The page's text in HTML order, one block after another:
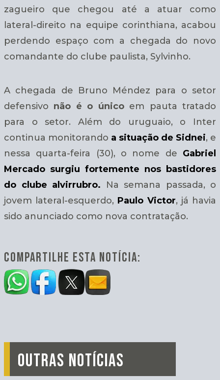
zagueiro que chegou até a atuar como
lateral-direito na equipe corinthiana, acabou
perdendo espaço com a chegada do novo
comandante do clube paulista, Sylvinho.
A chegada de Bruno Méndez para o setor
defensivo não é o únicoem pauta tratado
para o setor. Além do uruguaio, o Inter
continua monitorando a situação de Sidnei, e
nessa quarta-feira (30), o nome de Gabriel
Mercado surgiu fortemente nos bastidores
do clube alvirrubro. Na semana passada, o
jovem lateral-esquerdo, Paulo Victor, já havia
sido anunciado como nova contratação.
COMPARTILHE ESTA NOTÍCIA:
OUTRAS NOTÍCIAS